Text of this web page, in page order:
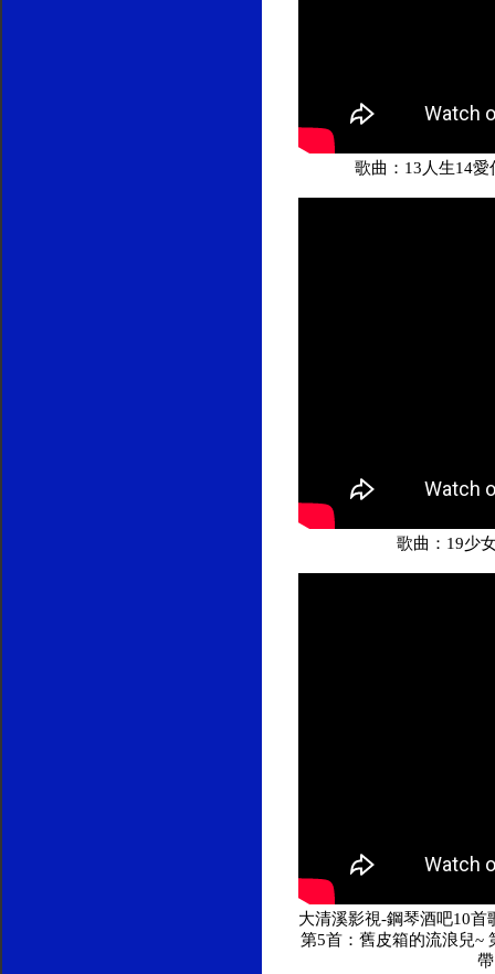
歌曲：13人生14
歌曲：19少
大清溪影視-鋼琴酒吧10首
第5首：舊皮箱的流浪兒~